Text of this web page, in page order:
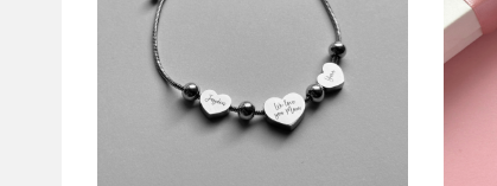
PERSONALIZADA
18,00 €